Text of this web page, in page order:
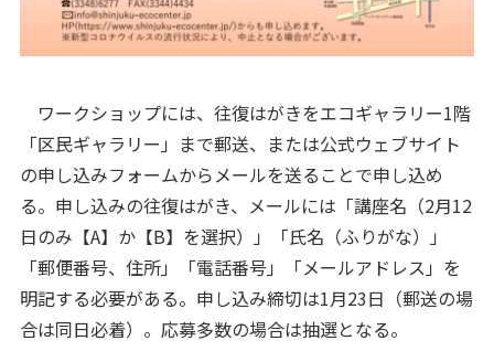
ワークショップには、往復はがきをエコギャラリー1階
「区民ギャラリー」まで郵送、または公式ウェブサイト
の申し込みフォームからメールを送ることで申し込め
る。申し込みの往復はがき、メールには「講座名（2月12
日のみ【A】か【B】を選択）」「氏名（ふりがな）」
「郵便番号、住所」「電話番号」「メールアドレス」を
明記する必要がある。申し込み締切は1月23日（郵送の場
合は同日必着）。応募多数の場合は抽選となる。